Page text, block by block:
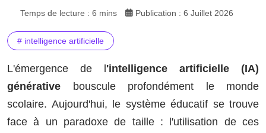
Temps de lecture : 6 mins Publication : 6 Juillet 2026
# intelligence artificielle
L'émergence de l 'intelligence artificielle (IA)
générative bouscule profondément le monde
scolaire. Aujourd'hui, le système éducatif se trouve
face à un paradoxe de taille : l'utilisation de ces